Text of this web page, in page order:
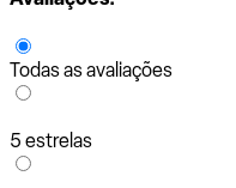
Todas as avaliações
5 estrelas